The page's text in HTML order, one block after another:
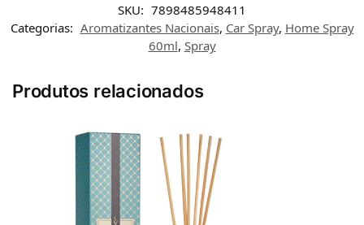
SKU: 7898485948411
Categorias: Aromatizantes Nacionais, Car Spray, Home Spray
60ml, Spray
Produtos relacionados